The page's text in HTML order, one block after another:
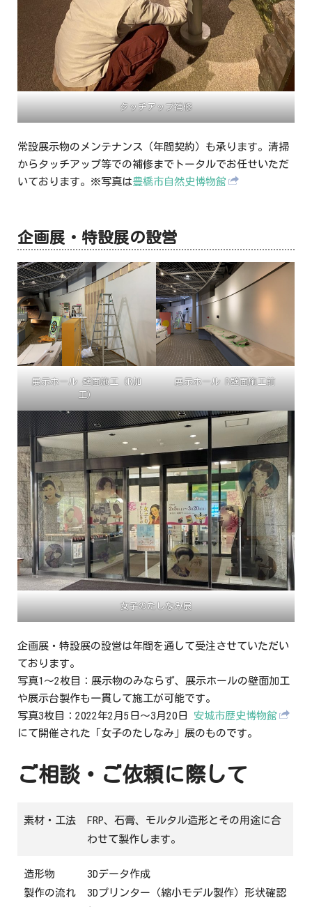
タッチアップ補修
常設展示物のメンテナンス（年間契約）も承ります。清掃
からタッチアップ等での補修までトータルでお任せいただ
いております。※写真は豊橋市自然史博物館
企画展・特設展の設営
展示ホール 壁面施工（R加
工）
展示ホール R壁面施工前
女子のたしなみ展
企画展・特設展の設営は年間を通して受注させていただい
ております。
写真1～2枚目：展示物のみならず、展示ホールの壁面加工
や展示台製作も一貫して施工が可能です。
写真3枚目：2022年2月5日～3月20日 安城市歴史博物館
にて開催された「女子のたしなみ」展のものです。
ご相談・ご依頼に際して
素材・工法
FRP、石膏、モルタル造形とその用途に合
わせて製作します。
造形物
製作の流れ
3Dデータ作成
3Dプリンター（縮小モデル製作）形状確認